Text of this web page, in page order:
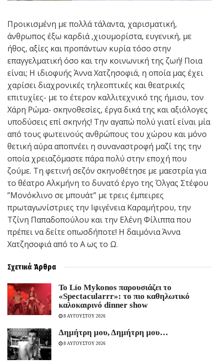
Προικισμένη με πολλά τάλαντα, χαρισματική,
άνθρωπος έξω καρδιά ,χιουμορίστα, ευγενική, με
ήθος, αξίες και προπάντων κυρία τόσο στην
επαγγελματική όσο και την κοινωνική της ζωή! Ποια
είναι; Η ιδιοφυής Άννα Χατζησοφιά, η οποία μας έχει
χαρίσει διαχρονικές τηλεοπτικές και θεατρικές
επιτυχίες- με το έτερον καλλιτεχνικό της ήμισυ, τον
Χάρη Ρώμα- σκηνοθεσίες, έργα δικά της και αξιόλογες
υποδύσεις επί σκηνής! Την αγαπώ πολύ γιατί είναι μία
από τους φωτεινούς ανθρώπους του χώρου και μόνο
θετική αύρα αποπνέει η συναναστροφή μαζί της την
οποία χρειαζόμαστε πάρα πολύ στην εποχή που
ζούμε. Τη φετινή σεζόν σκηνοθέτησε με μαεστρία για
το θέατρο Αλκμήνη το δυνατό έργο της Όλγας Στέφου
”Μονόκλινο σε μπουάτ” με τρεις έμπειρες
πρωταγωνίστριες την Ιφιγένεια Καραμήτρου, την
Τζίνη Παπαδοπούλου και την Ελένη Φίλιππα που
πρέπει να δείτε οπωσδήποτε! Η δαιμόνια Άννα
Χατζησοφιά από το Α ως το Ω.
Σχετικά Άρθρα
Το Lío Mykonos παρουσιάζει το
«Spectacularrr»: το πιο καθηλωτικό
καλοκαιρινό dinner show
8 ΑΥΓΟΥΣΤΟΥ 2026
Δημήτρη μου, Δημήτρη μου…
8 ΑΥΓΟΥΣΤΟΥ 2026